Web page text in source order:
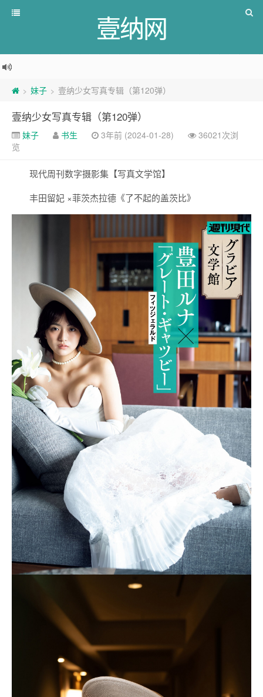
壹纳网
> 妹子 > 壹纳少女写真专辑（第120弹）
壹纳少女写真专辑（第120弹）
妹子 书生 3年前 (2024-01-28)
36021次浏
览
现代周刊数字摄影集【写真文学馆】
丰田留妃 ×菲茨杰拉德《了不起的盖茨比》 ​​​